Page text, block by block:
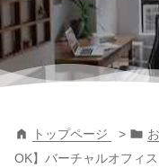
トップページ
OK】バーチャルオフィ